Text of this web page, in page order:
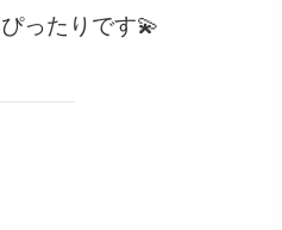
ったりです💫